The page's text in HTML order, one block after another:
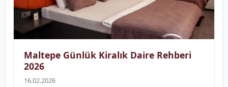
Maltepe Günlük Kiralık Daire Rehberi
2026
16.02.2026